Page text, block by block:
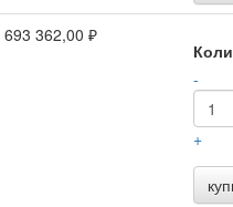
693 362,00 ₽
-
+